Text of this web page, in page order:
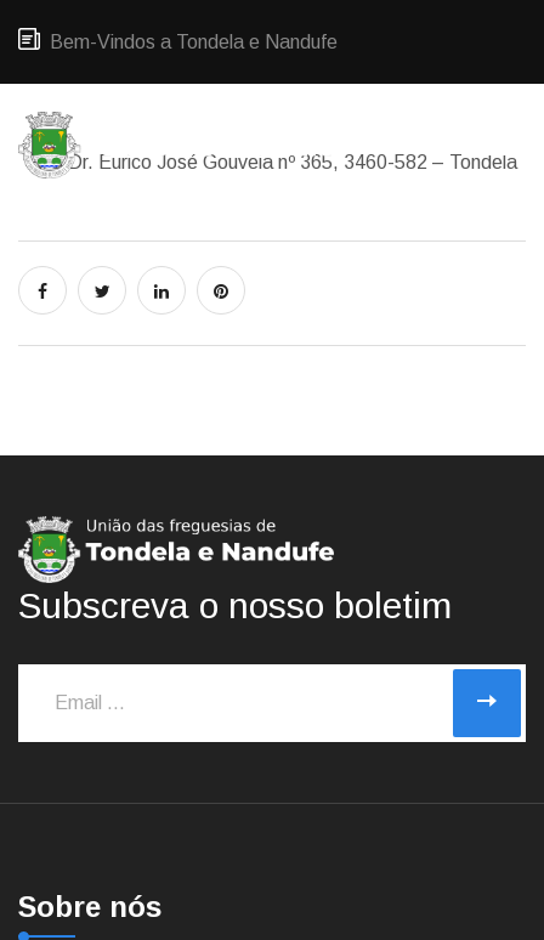
Bem-Vindos a Tondela e Nandufe
Rua Dr. Eurico José Gouveia nº 365, 3460-582 – Tondela
Subscreva o nosso boletim
Sobre nós